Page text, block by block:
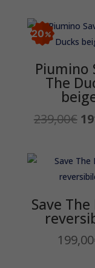
20
Piumino
The
239,00€ Il
Save
199,00